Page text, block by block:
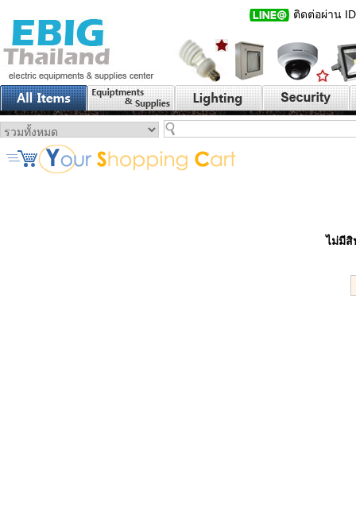
ติดต่อผ่าน
ไม่มี